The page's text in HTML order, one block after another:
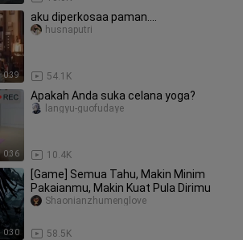
0:39
aku diperkosaa paman....
54.1K
husnaputri
0:36
Apakah Anda suka celana yoga?
10.4K
langyu-guofudaye
0:30
[Game] Semua Tahu, Makin Minim
Pakaianmu, Makin Kuat Pula Dirimu
58.5K
Shaonianzhumenglove